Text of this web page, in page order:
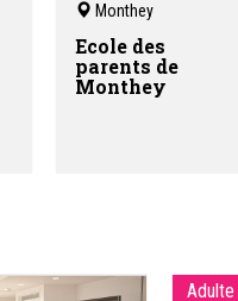
Monthey
Ecole des
parents de
Monthey
Adulte